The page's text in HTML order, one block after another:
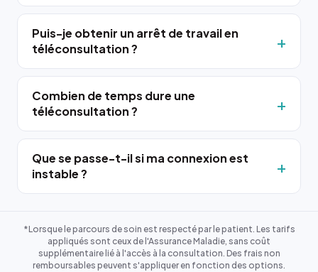
Puis-je obtenir un arrêt de travail en
téléconsultation ?
Combien de temps dure une
téléconsultation ?
Que se passe-t-il si ma connexion est
instable ?
*Lorsque le parcours de soin est respecté par le patient. Les tarifs
appliqués sont ceux de l'Assurance Maladie, sans coût
supplémentaire lié à l'accès à la consultation. Des frais non
remboursables peuvent s'appliquer en fonction des options.